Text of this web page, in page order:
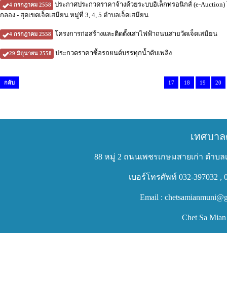
4 กรกฎาคม 2558
ประกาศประกวดราคาจ้างด้วยระบบอิเล็กทรอนิกส์ (e-
กลอง - สุดเขตเจ็ดเสมียน หมู่ที่ 3, 4, 5 ตำบลเจ็ดเสมียน
4 กรกฎาคม 2558 โครงการก่อสร้างและติดตั้งเสาไฟฟ้าถนนสายวัดเจ็ดเสมียน
29 มิถุนายน 2558 ประกวดราคาซื้อรถยนต์บรรทุกน้ำดับเพลิง
กลับ 17 18 19 20
เทศบา
88 หมู่ 2 ถนนเพชรเกษมสายเก่า ตำบ
เบอร์โทรศัพท์ 032-397032 ,
Email :
Chet Sa